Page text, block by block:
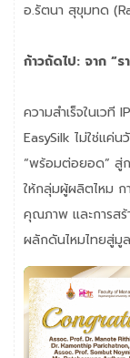
อ.รัตนา สุขุมทด
ก้าวถัดไป: จาก “
ความสำเร็จในเว
EasySilk ไม่ใช่แค่
“พร้อมต่อยอด” สู่ก
ให้กลุ่มผู้ผลิตไหม
คุณภาพ และการสร้
ผลักดันไหมไทยสู่มูล